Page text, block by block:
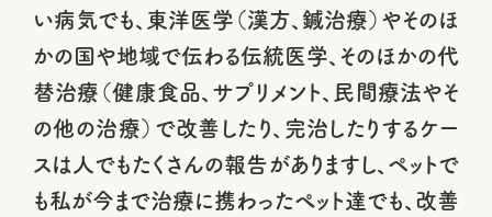
い病気でも、東洋医学（漢方、鍼治療）やそのほ
かの国や地域で伝わる伝統医学、そのほかの代
替治療（健康食品、サプリメント、民間療法やそ
の他の治療）で改善したり、完治したりするケー
スは人でもたくさんの報告がありますし、ペットで
も私が今まで治療に携わったぺット達でも、改善